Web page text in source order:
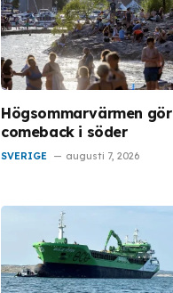
Högsommarvärmen gör
comeback i söder
SVERIGE augusti 7, 2026